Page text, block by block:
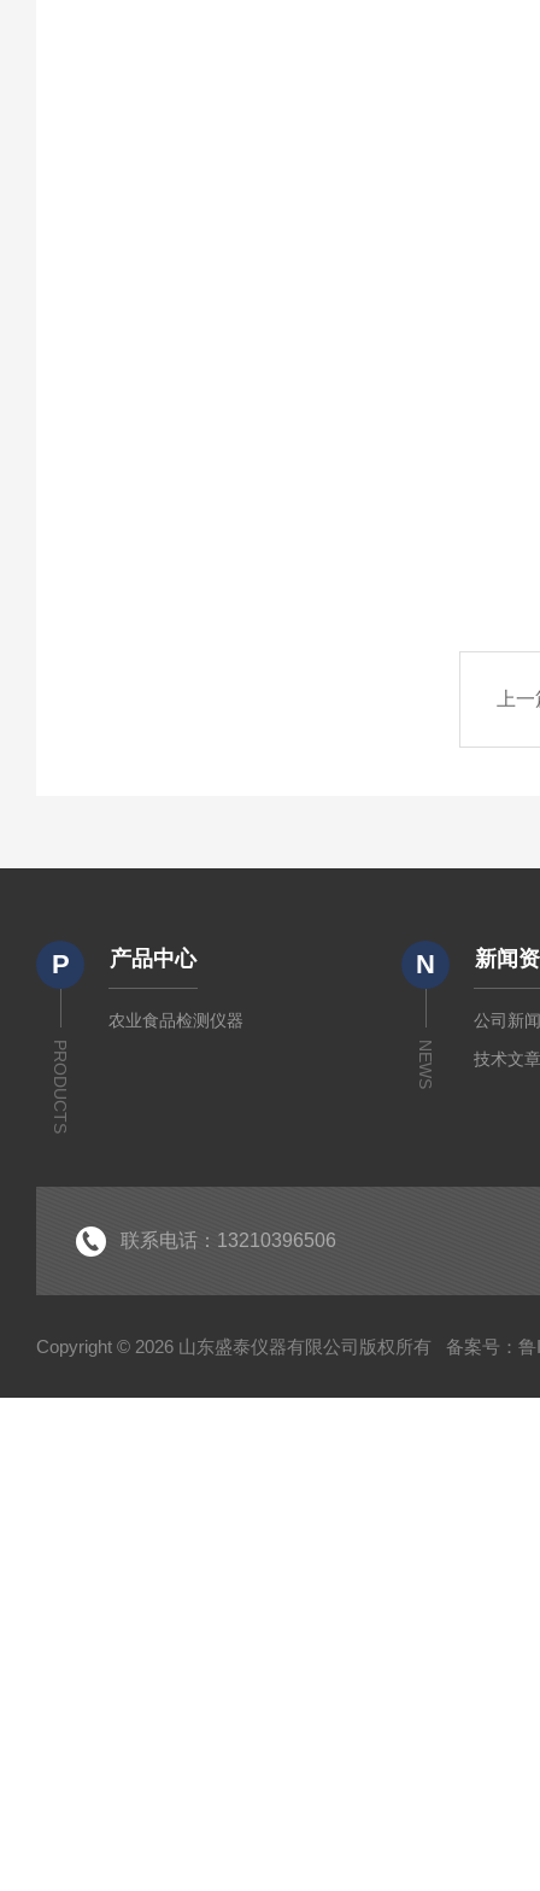
上
P
PRODUCTS
产品中心
农业食品检测仪器
N
NEWS
新闻
公司新
技术文
联系电话：13210396506
Copyright © 2026 山东盛泰仪器有限公司版权所有 备案号：